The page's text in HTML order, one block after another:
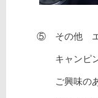
⑤ その他 エ
キャンピン
ご興味のあ